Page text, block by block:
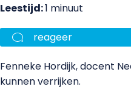
Leestijd:1 minuut
reageer
Fenneke Hordijk, docent
kunnen verrijken.